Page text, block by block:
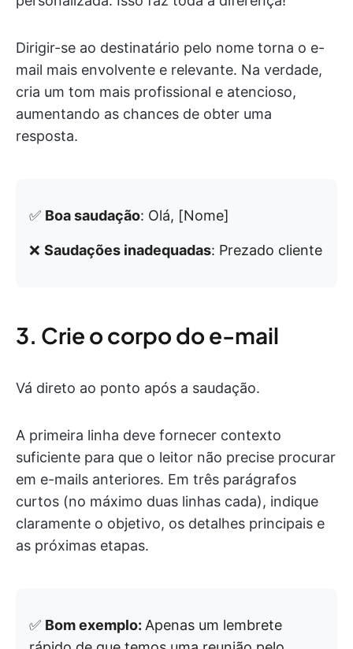
Dirigir-se ao destinatário pelo nome torna o e-
mail mais envolvente e relevante. Na verdade,
cria um tom mais profissional e atencioso,
aumentando as chances de obter uma
resposta.
✅ Boa saudação: Olá, [Nome]
❌ Saudações inadequadas: Prezado cliente
3. Crie o corpo do e-mail
Vá direto ao ponto após a saudação.
A primeira linha deve fornecer contexto
suficiente para que o leitor não precise procurar
em e-mails anteriores. Em três parágrafos
curtos (no máximo duas linhas cada), indique
claramente o objetivo, os detalhes principais e
as próximas etapas.
✅ Bom exemplo: Apenas um lembrete